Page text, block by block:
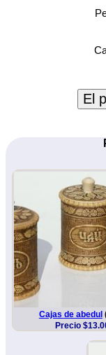
El
Cajas de abedul
Precio